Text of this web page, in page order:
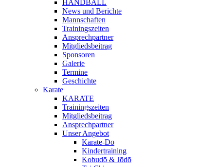
HANDBALL
News und Berichte
Mannschaften
Trainingszeiten
Ansprechpartner
Mitgliedsbeitrag
Sponsoren
Galerie
Termine
Geschichte
Karate
KARATE
Trainingszeiten
Mitgliedsbeitrag
Ansprechpartner
Unser Angebot
Karate-Dō
Kindertraining
Kobudō & Jōdō